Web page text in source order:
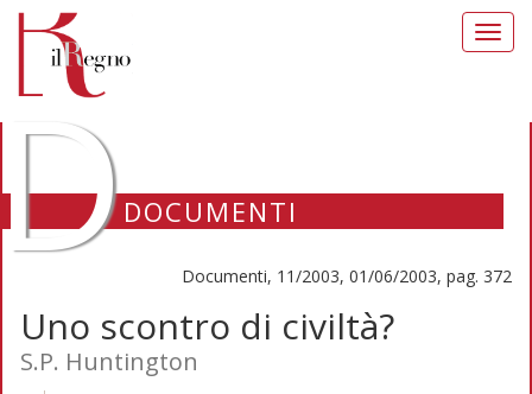
DOCUMENTI
Documenti, 11/2003, 01/06/2003, pag. 372
Uno scontro di civiltà?
S.P. Huntington